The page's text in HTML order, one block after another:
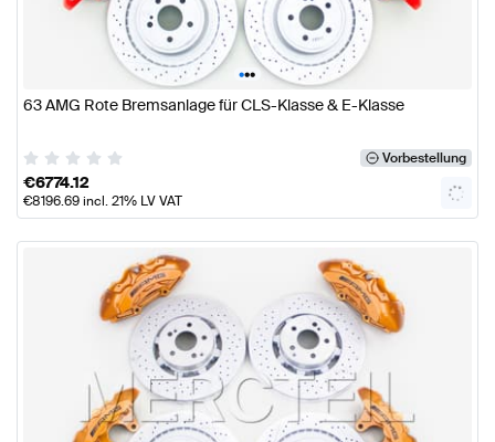
•••
63 AMG Rote Bremsanlage für CLS-Klasse & E-Klasse
Vorbestellung
€6774.12
€8196.69incl. 21% LV VAT